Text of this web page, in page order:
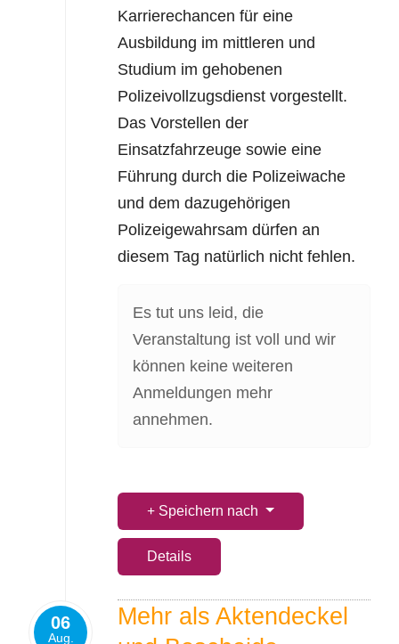
Karrierechancen für eine
Ausbildung im mittleren und
Studium im gehobenen
Polizeivollzugsdienst vorgestellt.
Das Vorstellen der
Einsatzfahrzeuge sowie eine
Führung durch die Polizeiwache
und dem dazugehörigen
Polizeigewahrsam dürfen an
diesem Tag natürlich nicht fehlen.
Es tut uns leid, die
Veranstaltung ist voll und wir
können keine weiteren
Anmeldungen mehr
annehmen.
Speichern nach
Details
06
Aug.
Mehr als Aktendeckel